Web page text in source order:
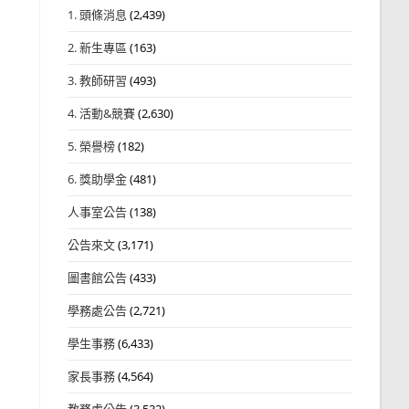
1. 頭條消息 (2,439)
2. 新生專區 (163)
3. 教師研習 (493)
4. 活動&競賽(2,630)
5. 榮譽榜(182)
6. 獎助學金(481)
人事室公告(138)
公告來文(3,171)
圖書館公告(433)
學務處公告(2,721)
學生事務(6,433)
家長事務(4,564)